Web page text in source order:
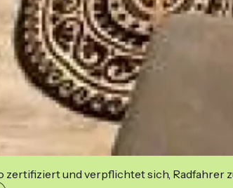
zertifiziert und verpflichtet sich, Radfahrer